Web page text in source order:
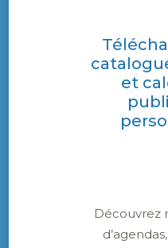
dévoilé le 12 juin 2018
Latine, lors de la fête
et typographes.
Une expérience
pour les imprimeurs
Autres articles à lire :
et
Découvrez